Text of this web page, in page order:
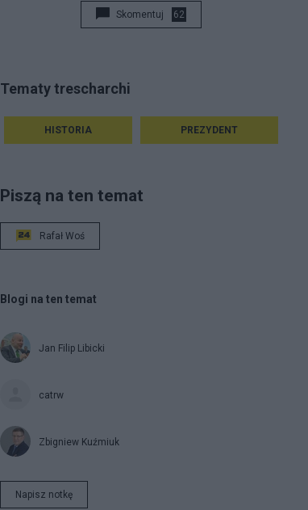
Skomentuj 62
Tematy trescharchi
HISTORIA PREZYDENT
Piszą na ten temat
Rafał Woś
Blogi na ten temat
Jan Filip Libicki
catrw
Zbigniew Kuźmiuk
Napisz notkę